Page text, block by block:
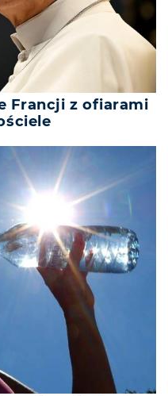
Francji z ofiarami